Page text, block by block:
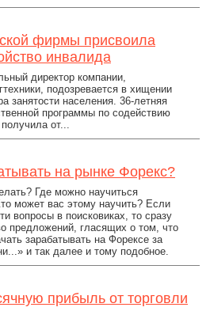
фирмы присвоила
инвалида
директор компании,
подозревается в хищении
занятости населения. 36-летняя
программы по содействию
от...
на рынке Форекс?
Где можно научиться
может вас этому научить? Если
вопросы в поисковиках, то сразу
предложений, гласящих о том, что
зарабатывать на Форексе за
и так далее и тому подобное.
прибыль от торговли